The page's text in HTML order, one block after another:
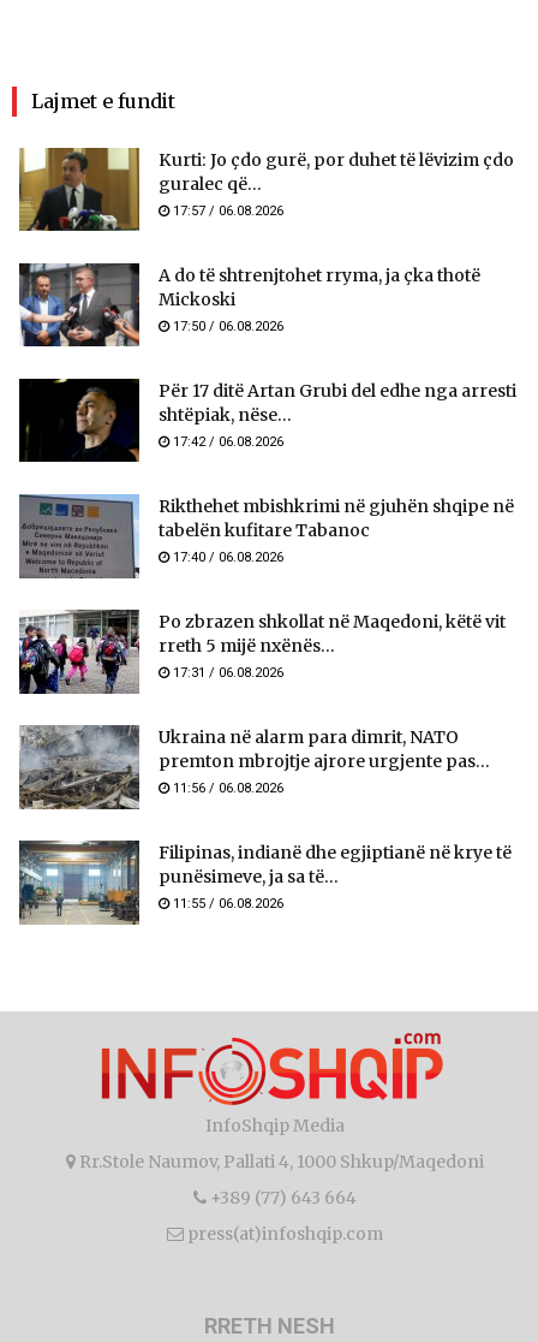
Lajmet e fundit
Kurti: Jo çdo gurë, por duhet të lëvizim çdo
guralec që...
17:57 / 06.08.2026
A do të shtrenjtohet rryma, ja çka thotë
Mickoski
17:50 / 06.08.2026
Për 17 ditë Artan Grubi del edhe nga arresti
shtëpiak, nëse...
17:42 / 06.08.2026
Rikthehet mbishkrimi në gjuhën shqipe në
tabelën kufitare Tabanoc
17:40 / 06.08.2026
Po zbrazen shkollat në Maqedoni, këtë vit
rreth 5 mijë nxënës...
17:31 / 06.08.2026
Ukraina në alarm para dimrit, NATO
premton mbrojtje ajrore urgjente pas...
11:56 / 06.08.2026
Filipinas, indianë dhe egjiptianë në krye të
punësimeve, ja sa të...
11:55 / 06.08.2026
InfoShqip Media
Rr.Stole Naumov, Pallati 4, 1000 Shkup/Maqedoni
+389 (77) 643 664
press(at)infoshqip.com
RRETH NESH